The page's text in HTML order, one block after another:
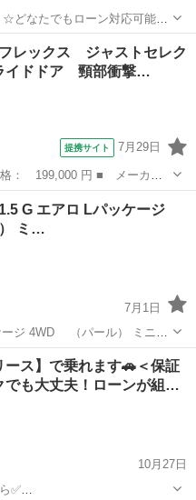
業の方 ２、パートを
破産等をされた方やローンが
レックス ジャストセレク
イドドア 頸部衝撃…
提携サイト 7月29日
グレード名： フレック
ドドア 頸部衝撃緩和ヘッド
G エアロ Lパッケージ
ミ…
7月1日
ージ 4WD （パール） ミニバ
し リサイク...
ン
ース】で乗れます🚗＜保証
でも大丈夫！ローンが組…
10月27日
✅